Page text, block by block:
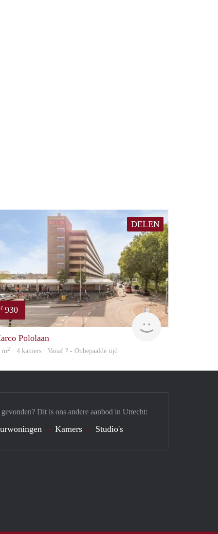
DELEN
€ 930
finder
Pololaan
m2 · 4 kamers · Vanaf ? - Onbepaalde tijd
Dit is ons andere aanbod in Utrecht:
Kamers Studio's